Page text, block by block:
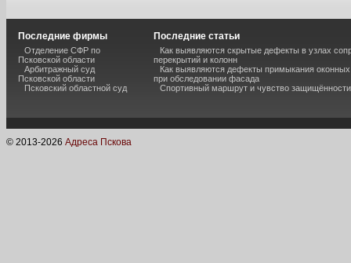
Последние фирмы
Отделение СФР по
Псковской области
Арбитражный суд
Псковской области
Псковский областной суд
Последние статьи
Как выявляются скрытые дефекты в узлах
перекрытий и колонн
Как выявляются дефекты примыкания
при обследовании фасада
Спортивный маршрут и чувство защищённости
© 2013-2026 Адреса Пскова